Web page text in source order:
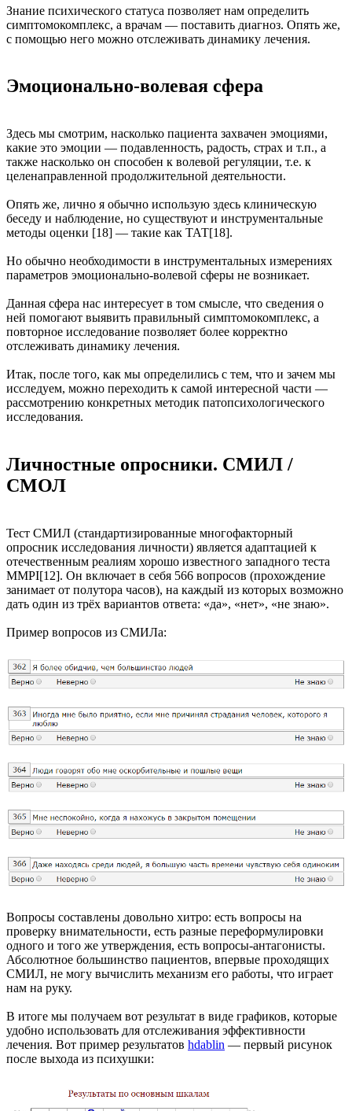
Знание психического статуса позволяет нам определить
симптомокомплекс, а врачам — поставить диагноз. Опять же,
с помощью него можно отслеживать динамику лечения.
Эмоционально-волевая сфера
Здесь мы смотрим, насколько пациента захвачен эмоциями,
какие это эмоции — подавленность, радость, страх и т.п., а
также насколько он способен к волевой регуляции, т.е. к
целенаправленной продолжительной деятельности.
Опять же, лично я обычно использую здесь клиническую
беседу и наблюдение, но существуют и инструментальные
методы оценки [18] — такие как ТАТ[18].
Но обычно необходимости в инструментальных измерениях
параметров эмоционально-волевой сферы не возникает.
Данная сфера нас интересует в том смысле, что сведения о
ней помогают выявить правильный симптомокомплекс, а
повторное исследование позволяет более корректно
отслеживать динамику лечения.
Итак, после того, как мы определились с тем, что и зачем мы
исследуем, можно переходить к самой интересной части —
рассмотрению конкретных методик патопсихологического
исследования.
Личностные опросники. СМИЛ /
СМОЛ
Тест СМИЛ (стандартизированные многофакторный
опросник исследования личности) является адаптацией к
отечественным реалиям хорошо известного западного теста
MMPI[12]. Он включает в себя 566 вопросов (прохождение
занимает от полутора часов), на каждый из которых возможно
дать один из трёх вариантов ответа: «да», «нет», «не знаю».
Пример вопросов из СМИЛа:
Вопросы составлены довольно хитро: есть вопросы на
проверку внимательности, есть разные переформулировки
одного и того же утверждения, есть вопросы-антагонисты.
Абсолютное большинство пациентов, впервые проходящих
СМИЛ, не могу вычислить механизм его работы, что играет
нам на руку.
В итоге мы получаем вот результат в виде графиков, которые
удобно использовать для отслеживания эффективности
лечения. Вот пример результатов hdablin — первый рисунок
после выхода из психушки: